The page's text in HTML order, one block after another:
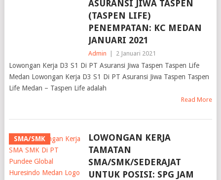
ASURANSI JIWA TASPEN
(TASPEN LIFE)
PENEMPATAN: KC MEDAN
JANUARI 2021
Admin 2 Januari 2021
Lowongan Kerja D3 S1 Di PT Asuransi Jiwa Taspen Taspen Life
Medan Lowongan Kerja D3 S1 Di PT Asuransi Jiwa Taspen Taspen
Life Medan – Taspen Life adalah
Read More
SMA/SMK
LOWONGAN KERJA
TAMATAN
SMA/SMK/SEDERAJAT
UNTUK POSISI: SPG JAM